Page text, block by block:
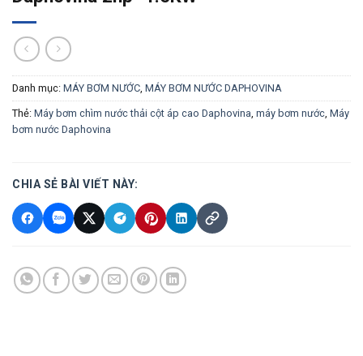
Danh mục: MÁY BƠM NƯỚC MÁY BƠM NƯỚC DAPHOVINA
Thẻ: Máy bơm chìm nước thải cột áp cao Daphovina máy bơm nước Máy
bơm nước Daphovina
CHIA SẺ BÀI VIẾT NÀY: